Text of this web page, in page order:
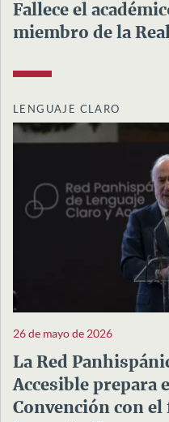
Fallece el
miembro de la
LENGUAJE CLARO
26 de mayo de 2026
La Red
Accesible prepara
Convención con el